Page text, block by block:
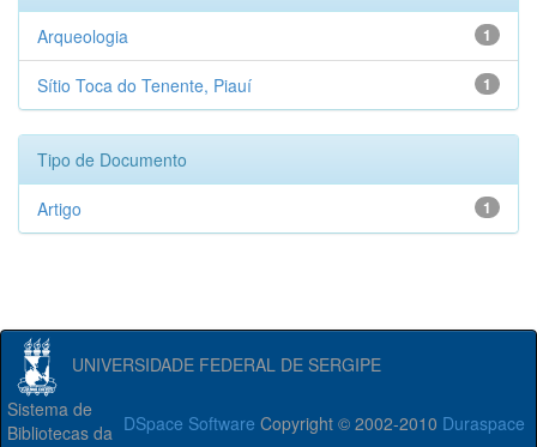
1
Arqueologia
1
Sítio Toca do Tenente, Piauí
Tipo de Documento
1
Artigo
UNIVERSIDADE FEDERAL DE SERGIPE
DSpace Software Copyright © 2002-2010 Duraspace
Sistema de
Bibliotecas da